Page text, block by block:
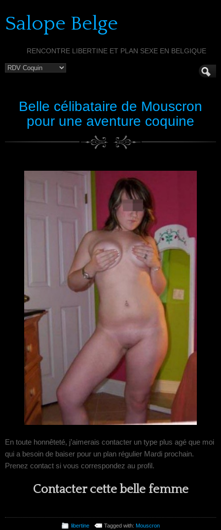
Salope Belge
RENCONTRE LIBERTINE ET PLAN SEXE EN BELGIQUE
Belle célibataire de Mouscron
pour une aventure coquine
En toute honnêteté, j’aimerais contacter un type plus agé que moi
qui a besoin de baiser pour un plan régulier Mardi prochain.
Prenez contact si vous correspondez au profil.
Contacter cette belle femme
libertine Tagged with: Mouscron